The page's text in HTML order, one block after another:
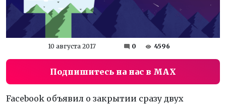
10 августа 2017 0 4596
Подпишитесь на нас в MAX
Facebook объявил о закрытии сразу двух